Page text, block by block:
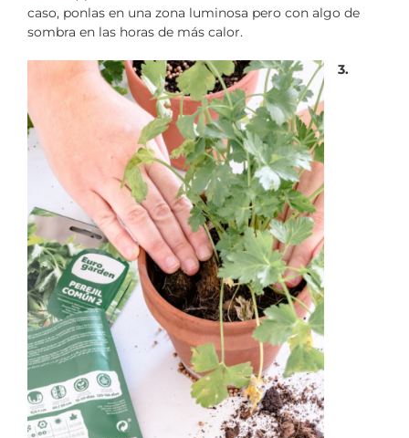
caso, ponlas en una zona luminosa pero con algo de
sombra en las horas de más calor.
3.